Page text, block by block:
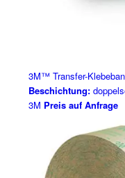
3M™ Transfer-
Beschichtung:
3M Preis auf Anfrage